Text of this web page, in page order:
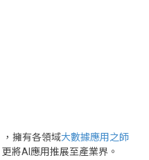
擁有各領域大數據應用之師
將AI應用推展至產業界。